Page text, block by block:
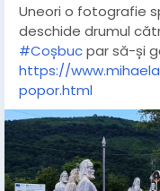
Uneori o fotografie
deschide drumul
#Coșbucpar să-și
https://
popor.html